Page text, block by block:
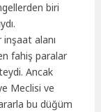
biri
alanı
fahiş paralar
Ancak
Meclisi ve
bu düğüm